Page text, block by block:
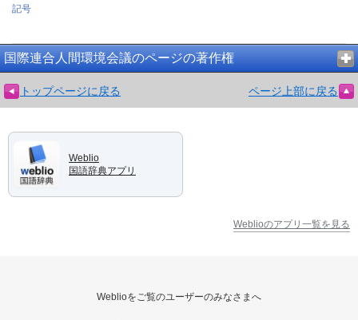
記号
国際連合人間環境会議のページの著作権
トップページに戻る ページ上部に戻る
Weblio
国語辞典アプリ
Weblioのアプリ一覧を見る
Weblioをご覧のユーザーのみなさまへ